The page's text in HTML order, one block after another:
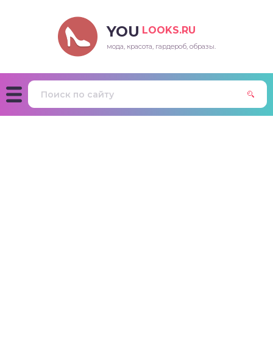
YOU LOOKS.RU
мода, красота, гардероб, образы.